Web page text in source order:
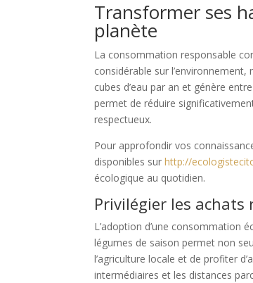
Transformer ses
planète
La consommation responsable
considérable sur
cubes d’eau par an et génère
permet de réduire
respectueux.
Pour approfondir vos
disponibles surhttp://
écologique au quotidien.
Privilégier les
L’adoption d’une consommation
légumes de saison permet non
l’agriculture locale et de profiter
intermédiaires et les distances